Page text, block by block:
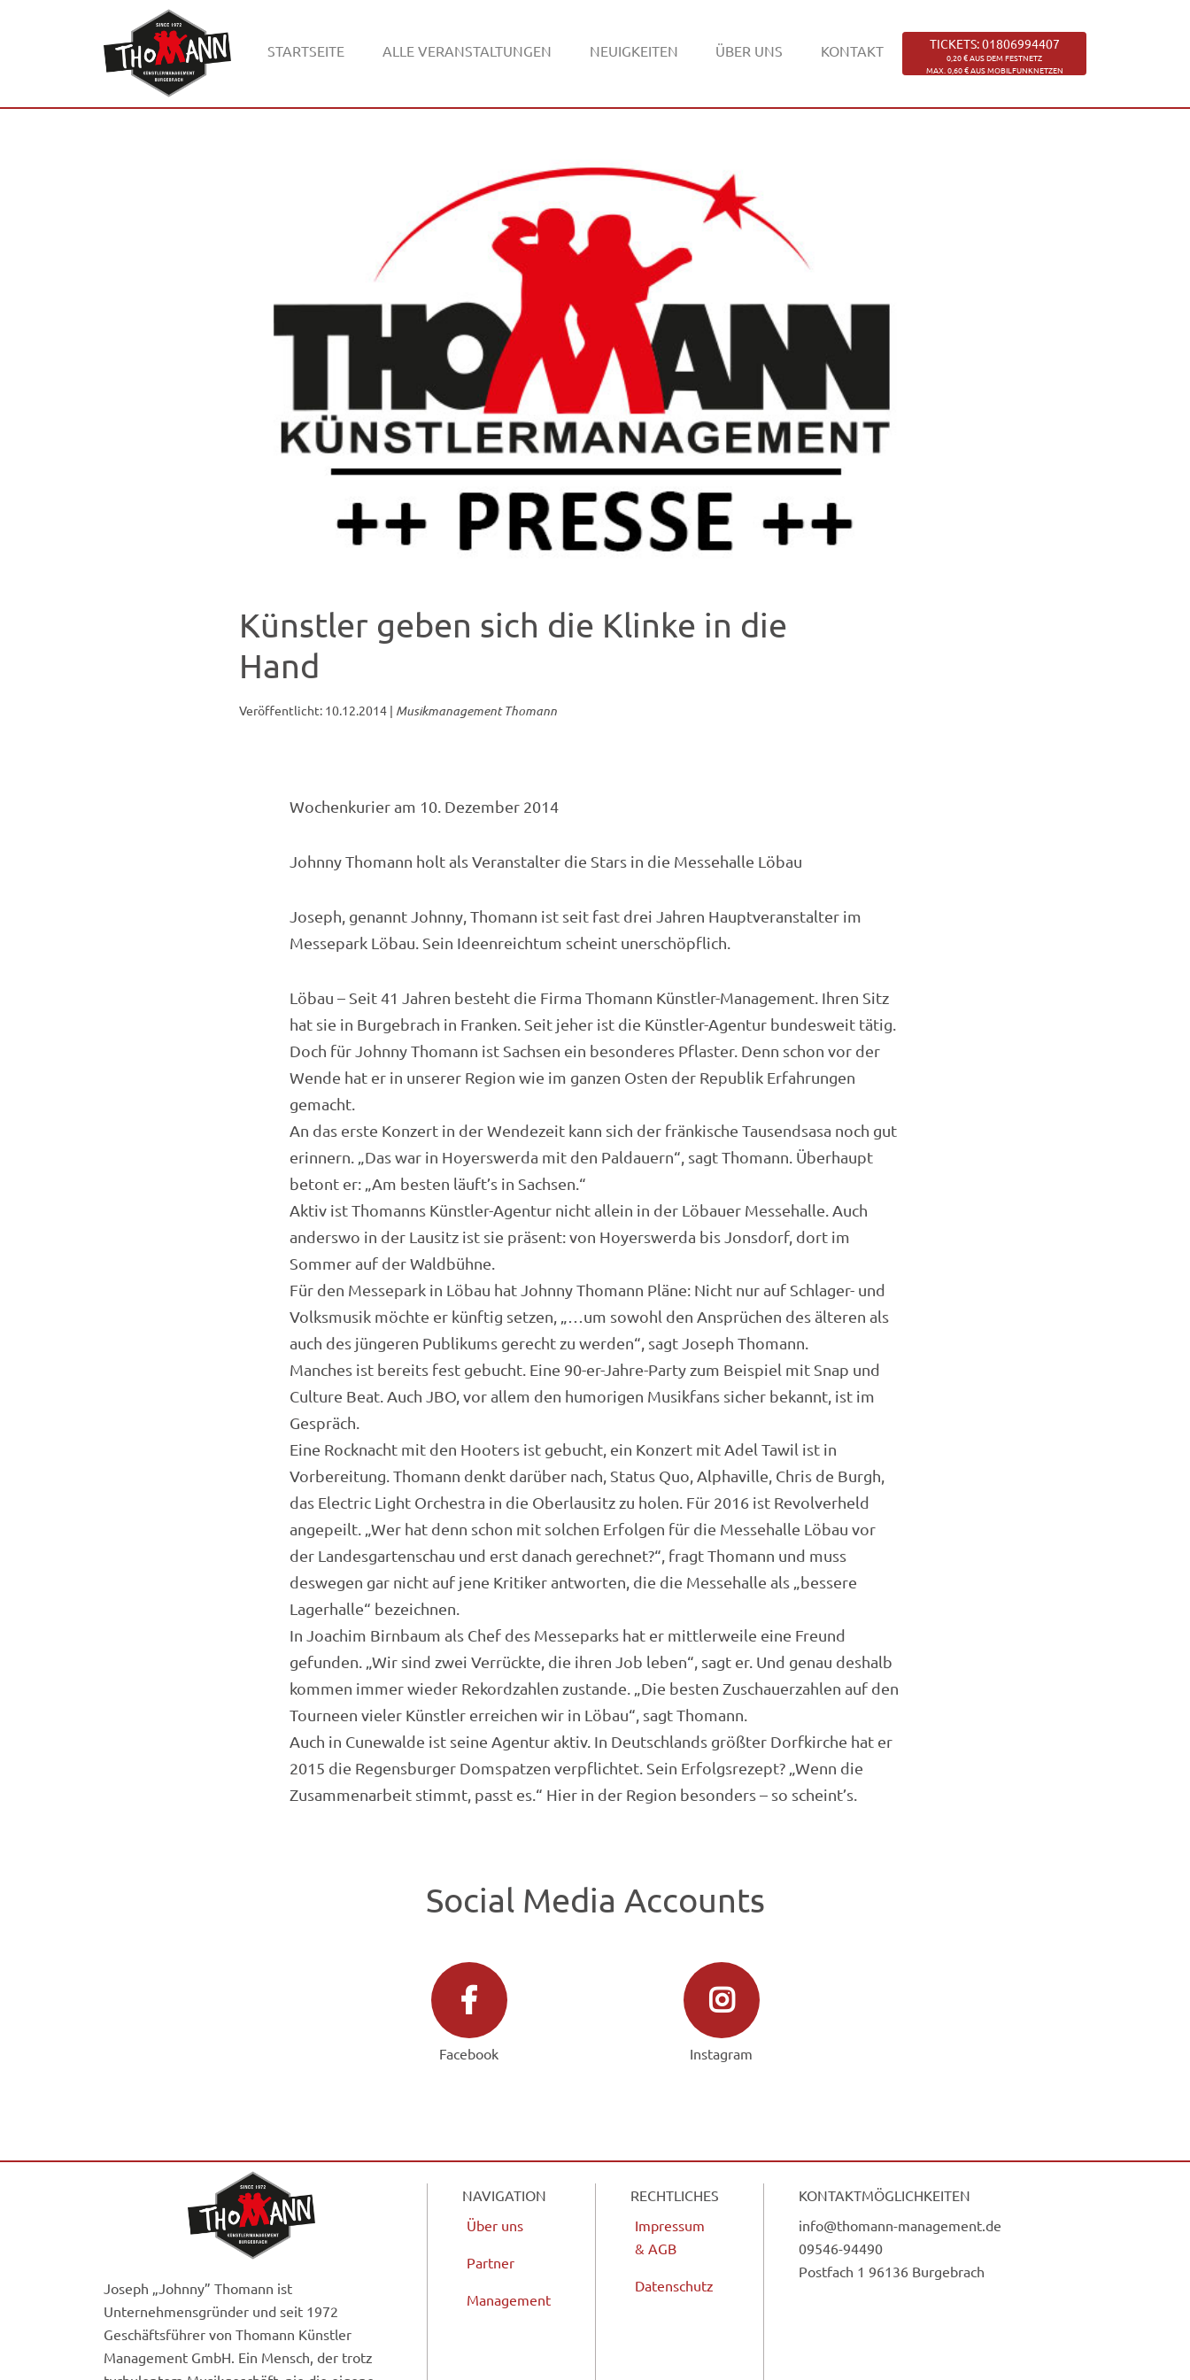
STARTSEITE ALLE VERANSTALTUNGEN NEUIGKEITEN ÜBER UNS KONTAKT TICKETS: 01806994407
0,20 € AUS DEM FESTNETZ
MAX. 0,60 € AUS MOBILFUNKNETZEN
Künstler geben sich die Klinke in die
Hand
Veröffentlicht: 10.12.2014| Musikmanagement Thomann
Wochenkurier am 10. Dezember 2014
Johnny Thomann holt als Veranstalter die Stars in die Messehalle Löbau
Joseph, genannt Johnny, Thomann ist seit fast drei Jahren Hauptveranstalter im
Messepark Löbau. Sein Ideenreichtum scheint unerschöpflich.
Löbau – Seit 41 Jahren besteht die Firma Thomann Künstler-Management. Ihren Sitz
hat sie in Burgebrach in Franken. Seit jeher ist die Künstler-Agentur bundesweit tätig.
Doch für Johnny Thomann ist Sachsen ein besonderes Pflaster. Denn schon vor der
Wende hat er in unserer Region wie im ganzen Osten der Republik Erfahrungen
gemacht.
An das erste Konzert in der Wendezeit kann sich der fränkische Tausendsasa noch gut
erinnern. „Das war in Hoyerswerda mit den Paldauern“, sagt Thomann. Überhaupt
betont er: „Am besten läuft’s in Sachsen.“
Aktiv ist Thomanns Künstler-Agentur nicht allein in der Löbauer Messehalle. Auch
anderswo in der Lausitz ist sie präsent: von Hoyerswerda bis Jonsdorf, dort im
Sommer auf der Waldbühne.
Für den Messepark in Löbau hat Johnny Thomann Pläne: Nicht nur auf Schlager- und
Volksmusik möchte er künftig setzen, „…um sowohl den Ansprüchen des älteren als
auch des jüngeren Publikums gerecht zu werden“, sagt Joseph Thomann.
Manches ist bereits fest gebucht. Eine 90-er-Jahre-Party zum Beispiel mit Snap und
Culture Beat. Auch JBO, vor allem den humorigen Musikfans sicher bekannt, ist im
Gespräch.
Eine Rocknacht mit den Hooters ist gebucht, ein Konzert mit Adel Tawil ist in
Vorbereitung. Thomann denkt darüber nach, Status Quo, Alphaville, Chris de Burgh,
das Electric Light Orchestra in die Oberlausitz zu holen. Für 2016 ist Revolverheld
angepeilt. „Wer hat denn schon mit solchen Erfolgen für die Messehalle Löbau vor
der Landesgartenschau und erst danach gerechnet?“, fragt Thomann und muss
deswegen gar nicht auf jene Kritiker antworten, die die Messehalle als „bessere
Lagerhalle“ bezeichnen.
In Joachim Birnbaum als Chef des Messeparks hat er mittlerweile eine Freund
gefunden. „Wir sind zwei Verrückte, die ihren Job leben“, sagt er. Und genau deshalb
kommen immer wieder Rekordzahlen zustande. „Die besten Zuschauerzahlen auf den
Tourneen vieler Künstler erreichen wir in Löbau“, sagt Thomann.
Auch in Cunewalde ist seine Agentur aktiv. In Deutschlands größter Dorfkirche hat er
2015 die Regensburger Domspatzen verpflichtet. Sein Erfolgsrezept? „Wenn die
Zusammenarbeit stimmt, passt es.“ Hier in der Region besonders – so scheint’s.
Social Media Accounts
Facebook Instagram
Joseph „Johnny” Thomann ist
Unternehmensgründer und seit 1972
Geschäftsführer von Thomann Künstler
Management GmbH. Ein Mensch, der trotz
NAVIGATION
Über uns
Partner
Management
RECHTLICHES
Impressum
& AGB
Datenschutz
KONTAKTMÖGLICHKEITEN
info@thomann-management.de
09546-94490
Postfach 1 96136 Burgebrach